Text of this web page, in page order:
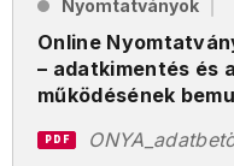
Nyomtatványok
Online
– adatkimentés és
működésének
PDF